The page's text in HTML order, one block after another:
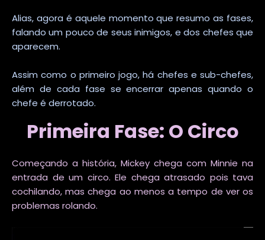
Alias, agora é aquele momento que resumo as fases,
falando um pouco de seus inimigos, e dos chefes que
aparecem.
Assim como o primeiro jogo, há chefes e sub-chefes,
além de cada fase se encerrar apenas quando o
chefe é derrotado.
Primeira Fase: O Circo
Começando a história, Mickey chega com Minnie na
entrada de um circo. Ele chega atrasado pois tava
cochilando, mas chega ao menos a tempo de ver os
problemas rolando.